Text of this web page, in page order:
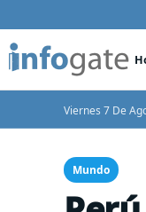
Viernes 7 De
Mundo